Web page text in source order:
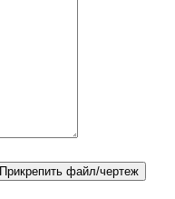
Прикрепить файл/чертеж